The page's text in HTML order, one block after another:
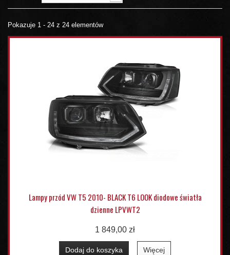
Pokazuje 1 - 24 z 24 elementów
Lampy przód VW T5 2010- BLACK T6 LOOK diodowe światła
dzienne LPVWT2
1 849,00 zł
Dodaj do koszyka Więcej